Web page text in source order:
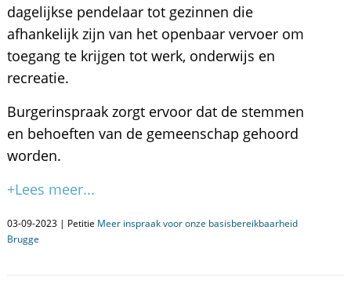
dagelijkse pendelaar tot gezinnen die
afhankelijk zijn van het openbaar vervoer om
toegang te krijgen tot werk, onderwijs en
recreatie.
Burgerinspraak zorgt ervoor dat de stemmen
en behoeften van de gemeenschap gehoord
worden.
+Lees meer...
03-09-2023 | Petitie Meer inspraak voor onze basisbereikbaarheid
Brugge